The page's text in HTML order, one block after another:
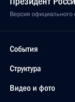
Версия официального
События
Структура
Видео и фото